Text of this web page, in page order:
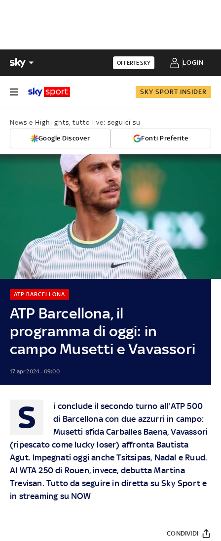
OFFERTE SKY LOGIN
SKY SPORT INSIDER
News e Highlights, tutto live: seguici su
Google Discover Fonti Preferite
ATP Barcellona, il
programma di oggi: in
campo Musetti e Vavassori
ATP BARCELLONA
17 apr 2024 - 09:00
S
i conclude il secondo turno all'ATP 500
di Barcellona con due azzurri in campo:
Musetti sfida Carballes Baena, Vavassori
(ripescato come lucky loser) affronta Bautista
Agut. Impegnati oggi anche Tsitsipas, Nadal e Ruud.
Al WTA 250 di Rouen, invece, debutta Martina
Trevisan. Tutto da seguire in diretta suSky Sport e
in streaming su NOW
CONDIVIDI